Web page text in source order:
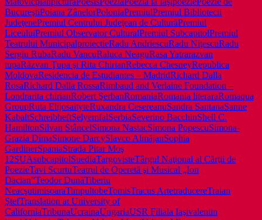
BucureştiPoiana ZânelorPoloniaPremiulPremiul Bibliotecii
JudeţenePremiul Centrului Judeţean de CulturăPremiul
LiceuluiPremiul Observator CulturalPremiul SubcapitolPremiul
Teatrului MunicipalproiectieRadu AndriescuRadu NiţescuRadu
Sergiu RubaRadu VancuRaluca NeaguRasa Yatrarazvan
tupaRăzvan Ţupa şi Rita ChirianRebecca ChesneyRepublica
MoldovaResidencia de Estudiantes – MadridRichard Dalla
RosaRichard Dalla RossaRimbaud and Verlaine Foundation –
Londrarita chirianRobert ŞerbanRomaniaRomania literaraRomaqua
GroupRuta ElijosaityteRuxandra CesereanuSandra SantanaSanne
KabaltSchreibheftSelyemfalSerbiaSeverino BacchinShell C.
HamiltonSilvan StâncelSimona NastacSimona PopescuSimona-
Grazia DimaSimone DarcySlavco AlmăjanSophia
GardinerSpaniaStrada Pitar Moş
12SUAsubcapitolSuediaTargovisteTârgul Naţional al Cărţii de
PoezieTavi ScurtuTeatrul de Operetă şi Musical „Ion
Dacian”Teodor DunăTiberiu
NeacşutimisoaraTimpultobeTomisTracus ArtetraducereTraian
ŞtefTranslation at University of
CaliforniaTribunaUcrainaUngariaUSR Filiala Iaşivalentin